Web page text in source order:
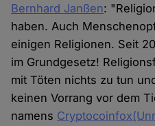
Bernhard Janßen:
haben. Auch
einigen Religionen. Seit
im Grundgesetz!
mit Töten nichts zu tun
keinen Vorrang vor dem
namens